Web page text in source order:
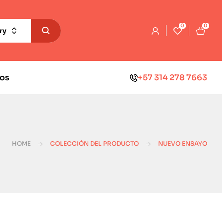
0 0
+57 314 278 7663
HOME COLECCIÓN DEL PRODUCTO NUEVO ENSAYO